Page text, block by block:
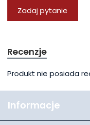
Zadaj pytanie
Recenzje
Produkt nie posiada
Informacje